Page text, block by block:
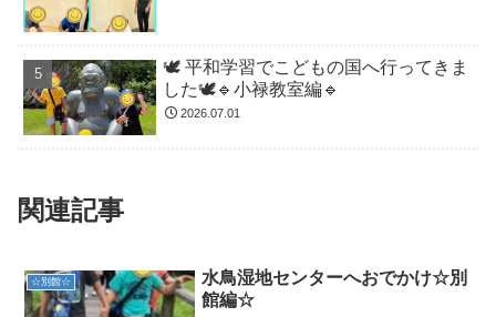
🕊️ 平和学習でこどもの国へ行ってきま
した🕊️🔹小禄教室編🔹
2026.07.01
関連記事
☆別館☆
水鳥湿地センターへおでかけ☆別
館編☆